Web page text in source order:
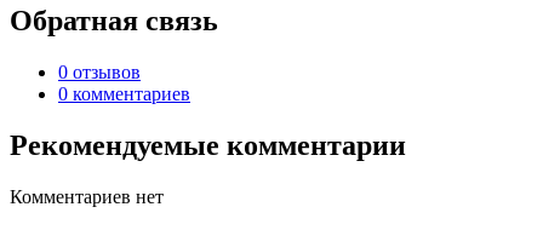
Обратная связь
0 отзывов
0 комментариев
Рекомендуемые комментарии
Комментариев нет